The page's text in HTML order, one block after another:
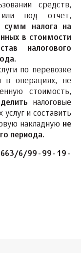
средств,
под отчет,
сумм налога на
в стоимости
налогового
.
по перевозке
в операциях, не
стоимость,
налоговые
услуг и составить
накладную не
периода.
6/99-99-19-